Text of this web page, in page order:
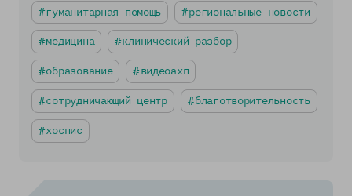
гуманитарная помощь региональные новости
медицина клинический разбор
образование видеоахп
сотрудничающий центр благотворительность
хоспис